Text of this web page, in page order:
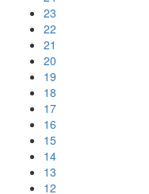
23
22
21
20
19
18
17
16
15
14
13
12